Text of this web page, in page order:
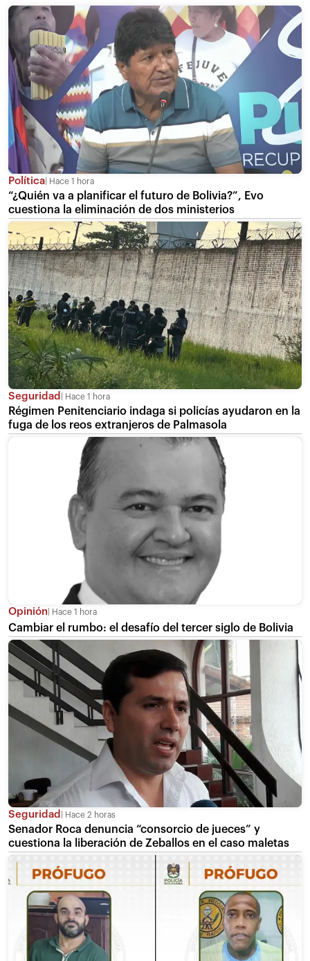
Política Hace 1 hora
“¿Quién va a planificar el futuro de Bolivia?”, Evo
cuestiona la eliminación de dos ministerios
Seguridad Hace 1 hora
Régimen Penitenciario indaga si policías ayudaron en la
fuga de los reos extranjeros de Palmasola
Opinión Hace 1 hora
Cambiar el rumbo: el desafío del tercer siglo de Bolivia
Seguridad Hace 2 horas
Senador Roca denuncia “consorcio de jueces” y
cuestiona la liberación de Zeballos en el caso maletas